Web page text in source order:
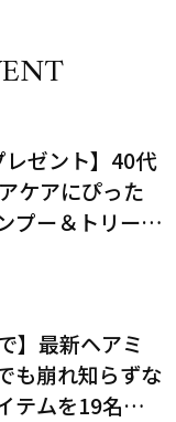
レゼント】40代
ケアにぴった
プー＆トリート
】最新ヘアミ
も崩れ知らずな
テムを19名様